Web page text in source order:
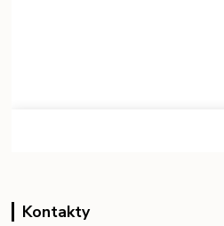
Kontakty